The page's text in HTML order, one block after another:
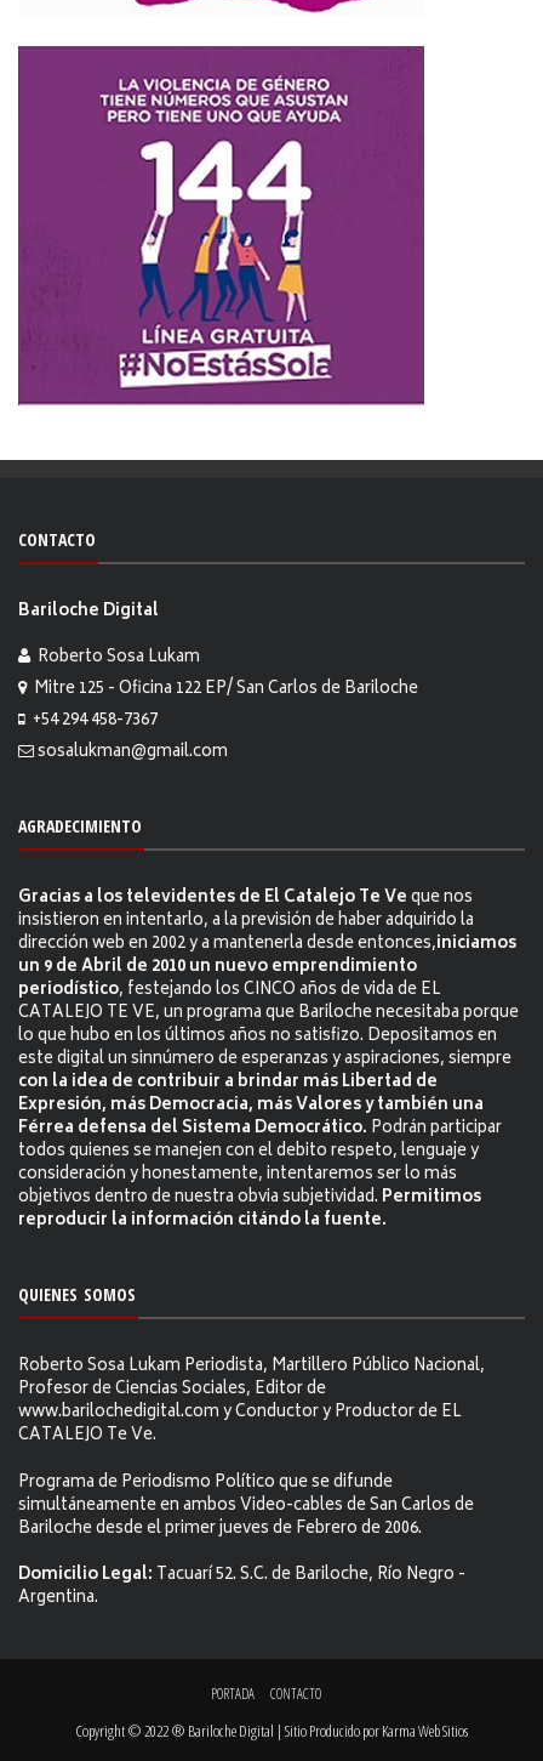
CONTACTO
Bariloche Digital
Roberto Sosa Lukam
Mitre 125 - Oficina 122 EP/ San Carlos de Bariloche
+54 294 458-7367
sosalukman@gmail.com
AGRADECIMIENTO
Gracias a los televidentes de El Catalejo Te Veque nos
insistieron en intentarlo, a la previsión de haber adquirido la
dirección web en 2002 y a mantenerla desde entonces,iniciamos
un 9 de Abril de 2010 un nuevo emprendimiento
periodístico, festejando los CINCO años de vida de EL
CATALEJO TE VE, un programa que Bariloche necesitaba porque
lo que hubo en los últimos años no satisfizo. Depositamos en
este digital un sinnúmero de esperanzas y aspiraciones, siempre
con la idea de contribuir a brindar más Libertad de
Expresión, más Democracia, más Valores y también una
Férrea defensa del Sistema Democrático. Podrán participar
todos quienes se manejen con el debito respeto, lenguaje y
consideración y honestamente, intentaremos ser lo más
objetivos dentro de nuestra obvia subjetividad. Permitimos
reproducir la información citándo la fuente.
QUIENES SOMOS
Roberto Sosa Lukam Periodista, Martillero Público Nacional,
Profesor de Ciencias Sociales, Editor de
www.barilochedigital.com y Conductor y Productor de EL
CATALEJO Te Ve.
Programa de Periodismo Político que se difunde
simultáneamente en ambos Video-cables de San Carlos de
Bariloche desde el primer jueves de Febrero de 2006.
Domicilio Legal: Tacuarí 52. S.C. de Bariloche, Río Negro -
Argentina.
PORTADA CONTACTO
Copyright © 2022 ® Bariloche Digital | Sitio Producido porKarma Web Sitios